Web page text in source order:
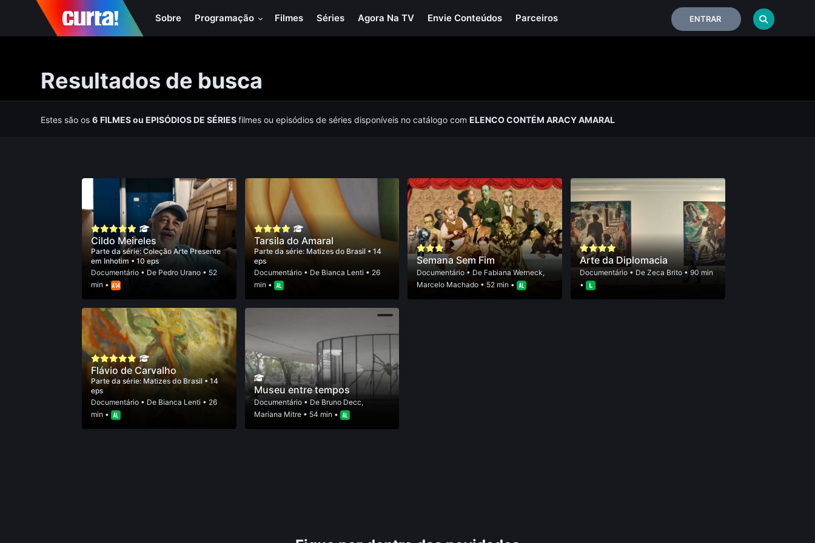
Sobre Programação Filmes Séries Agora Na TV Envie Conteúdos Parceiros ENTRAR
Resultados de busca
Estes são os6 FILMESou EPISÓDIOS DE SÉRIESfilmes ou episódios de séries disponíveis no catálogo comELENCO CONTÉM ARACY AMARAL
Cildo Meireles
Parte da série:Coleção Arte Presente
em Inhotim • 10 eps
Documentário• De Pedro Urano• 52
min •
Tarsila do Amaral
Parte da série: Matizes do Brasil • 14
eps
Documentário• De Bianca Lenti • 26
min •
Semana Sem Fim
Documentário • De Fabiana Werneck,
Marcelo Machado • 52 min •
Arte da Diplomacia
Documentário • DeZeca Brito • 90 min
•
Flávio de Carvalho
Parte da série: Matizes do Brasil • 14
eps
Documentário• De Bianca Lenti • 26
min •
Museu entre tempos
Documentário• De Bruno Decc,
Mariana Mitre• 54 min •